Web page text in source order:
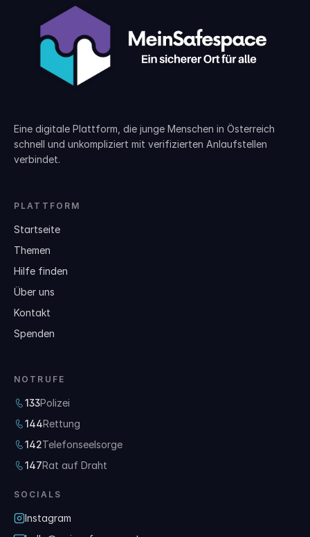
Eine digitale Plattform, die junge Menschen in Österreich
schnell und unkompliziert mit verifizierten Anlaufstellen
verbindet.
PLATTFORM
Startseite
Themen
Hilfe finden
Über uns
Kontakt
Spenden
NOTRUFE
133Polizei
144Rettung
142Telefonseelsorge
147Rat auf Draht
SOCIALS
Instagram